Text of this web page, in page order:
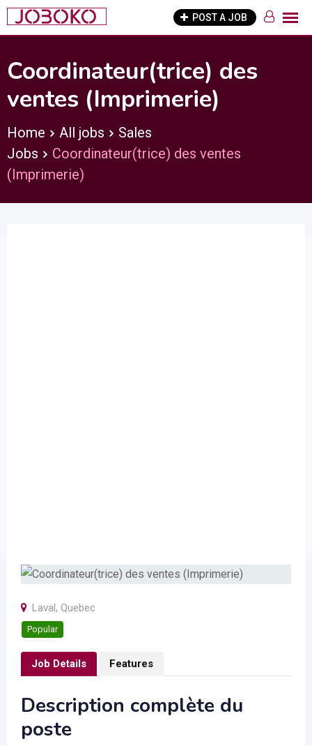
Skip
to
POST A JOB
Coordinateur(trice) des
ventes (Imprimerie)
Home All jobs
Sales
Jobs
Coordinateur(trice) des ventes
(Imprimerie)
Laval, Quebec
Popular
Job Details Features
Description complète du
poste